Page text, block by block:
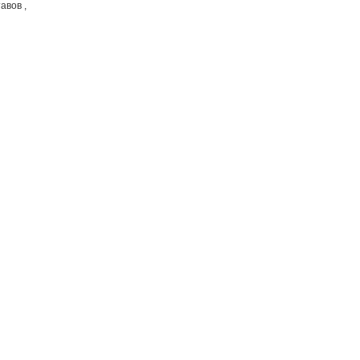
,